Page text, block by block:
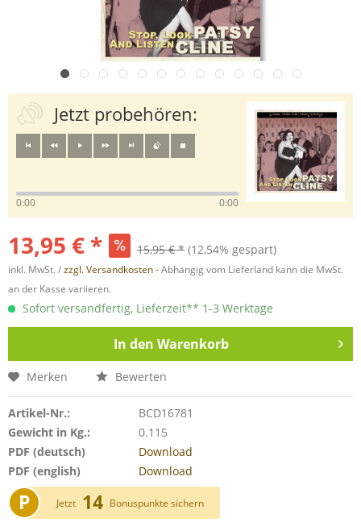
Jetzt probehören:
0:00 0:00
13,95 € * 15,95 € * (12,54% gespart)
inkl. MwSt. /zzgl. Versandkosten- Abhängig vom Lieferland kann die MwSt.
an der Kasse variieren.
Sofort versandfertig, Lieferzeit** 1-3 Werktage
In den Warenkorb
Merken Bewerten
Artikel-Nr.:
BCD16781
Gewicht in Kg.:
0.115
PDF (deutsch)
Download
PDF (english)
Download
P Jetzt 14 Bonuspunkte sichern